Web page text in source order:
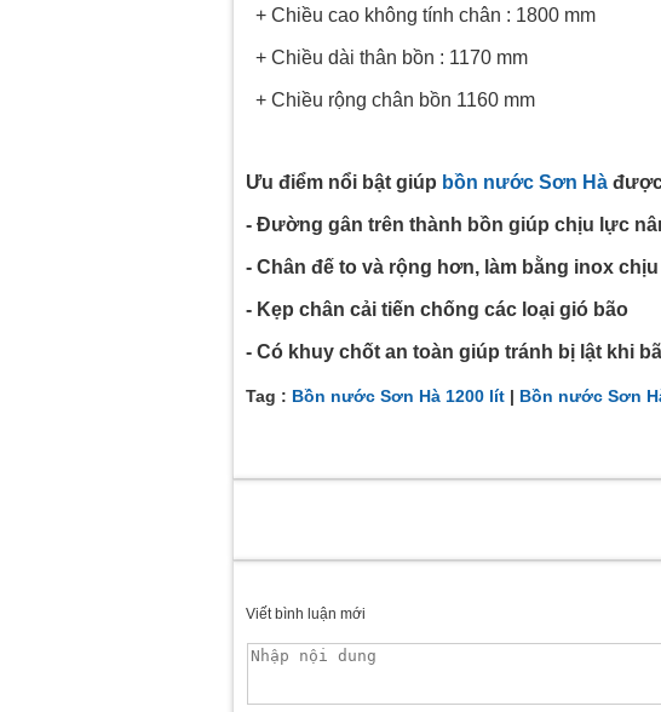
+ Chiều cao không tính chân : 1800 mm
+ Chiều dài thân bồn : 1170 mm
+ Chiều rộng chân bồn 1160 mm
Ưu điểm nổi bật giúp bồn nước Sơn Hà
- Đường gân trên thành bồn giúp chịu lực
- Chân đế to và rộng hơn, làm bằng inox
- Kẹp chân cải tiến chống các loại gió bão
- Có khuy chốt an toàn giúp tránh bị lật khi
Tag : Bồn nước Sơn Hà 1200 lít | Bồn nước Sơn
Viết bình luận mới